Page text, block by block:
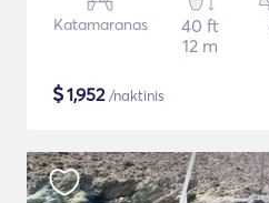
Katamaranas
40 ft
12 m
$1,952/naktinis